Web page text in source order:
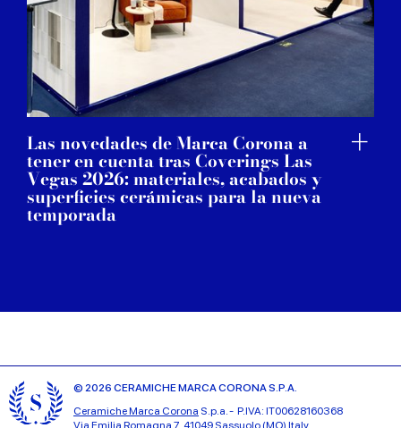
Las novedades de Marca Corona a
tener en cuenta tras Coverings Las
Vegas 2026: materiales, acabados y
superficies cerámicas para la nueva
temporada
© 2026 CERAMICHE MARCA CORONA S.P.A.
Ceramiche Marca Corona S.p.a. - P.IVA: IT00628160368